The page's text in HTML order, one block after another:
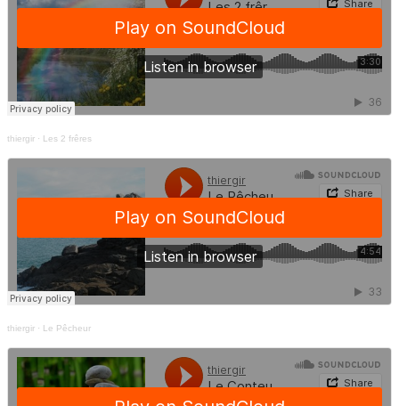
thiergir · Les 2 frêres
thiergir · Le Pêcheur